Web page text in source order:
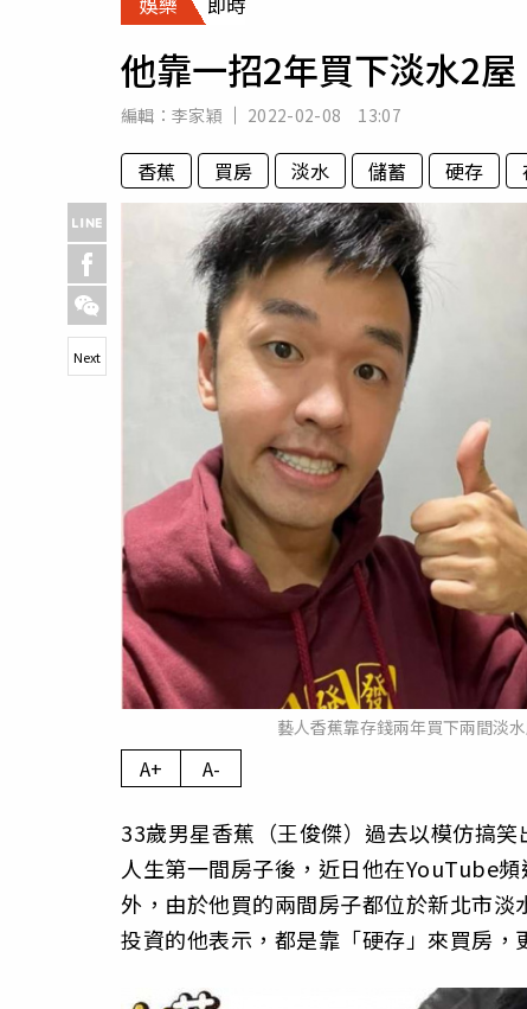
專欄
房產新勢力
他靠一招2年買下淡水2
編輯： 李家穎 2022-02-08 13:07
香蕉 買房 淡水 儲蓄 硬存
藝人香蕉靠存錢兩年買下兩間淡
Next
A+ A-
33歲男星香蕉（王俊傑）過去以模仿搞
人生第一間房子後，近日他在YouTube
外，由於他買的兩間房子都位於新北市
投資的他表示，都是靠「硬存」來買房，